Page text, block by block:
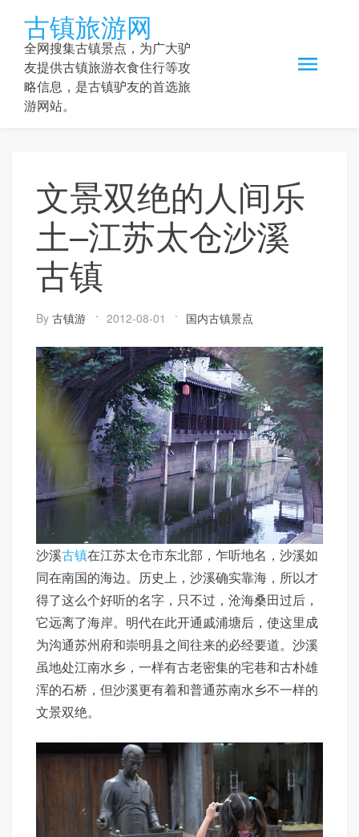
content
古镇旅游网
全网搜集古镇景点，为广大驴
友提供古镇旅游衣食住行等攻
略信息，是古镇驴友的首选旅
游网站。
文景双绝的人间乐
土–江苏太仓沙溪
古镇
By 古镇游 2012-08-01 国内古镇景点
沙溪古镇在江苏太仓市东北部，乍听地名，沙溪如
同在南国的海边。历史上，沙溪确实靠海，所以才
得了这么个好听的名字，只不过，沧海桑田过后，
它远离了海岸。明代在此开通戚浦塘后，使这里成
为沟通苏州府和崇明县之间往来的必经要道。沙溪
虽地处江南水乡，一样有古老密集的宅巷和古朴雄
浑的石桥，但沙溪更有着和普通苏南水乡不一样的
文景双绝。